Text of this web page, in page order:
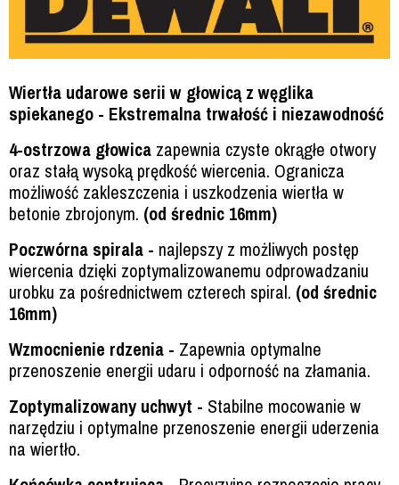
Wiertła udarowe serii w głowicą z węglika
spiekanego - Ekstremalna trwałość i niezawodność
4-ostrzowa głowica zapewnia czyste okrągłe otwory
oraz stałą wysoką prędkość wiercenia. Ogranicza
możliwość zakleszczenia i uszkodzenia wiertła w
betonie zbrojonym. (od średnic 16mm)
Poczwórna spirala - najlepszy z możliwych postęp
wiercenia dzięki zoptymalizowanemu odprowadzaniu
urobku za pośrednictwem czterech spiral. (od średnic
16mm)
Wzmocnienie rdzenia - Zapewnia optymalne
przenoszenie energii udaru i odporność na złamania.
Zoptymalizowany uchwyt - Stabilne mocowanie w
narzędziu i optymalne przenoszenie energii uderzenia
na wiertło.